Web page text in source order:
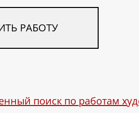
РАБОТУ
поиск по работам